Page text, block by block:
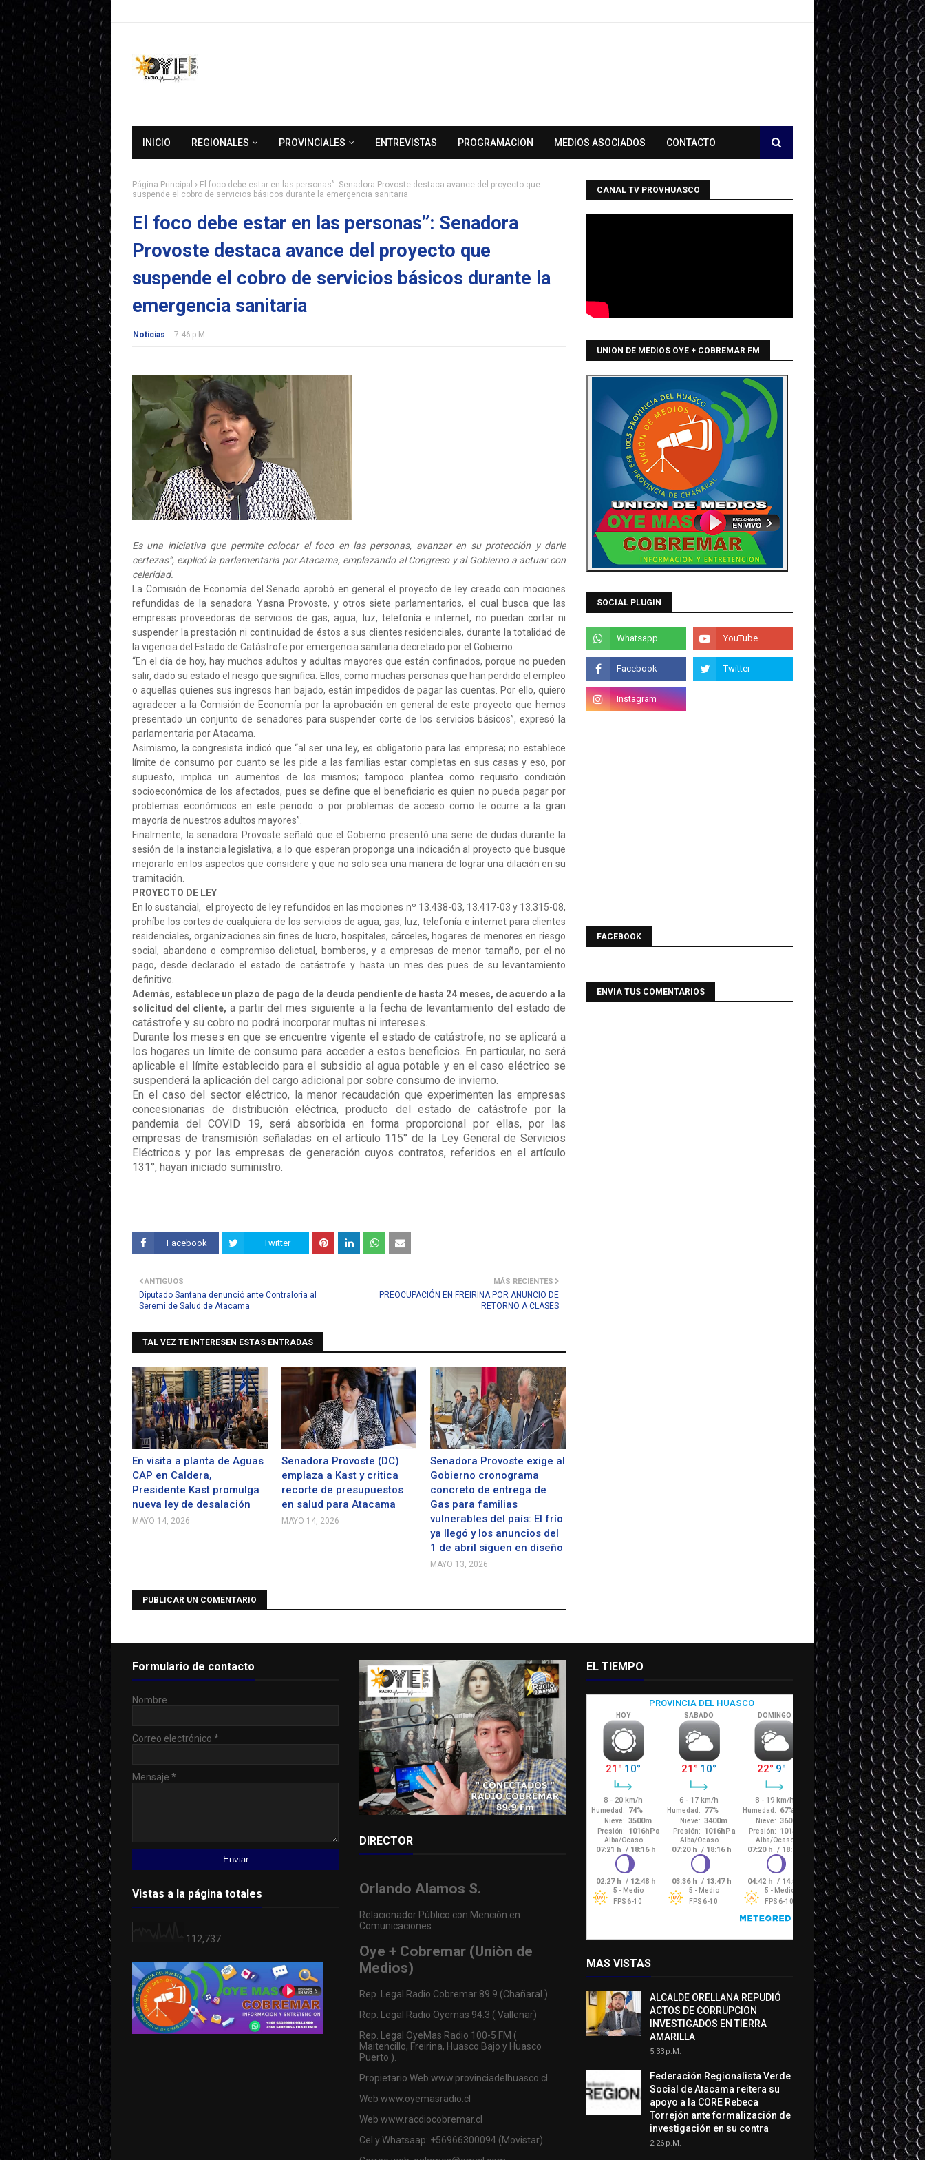
INICIO REGIONALES PROVINCIALES ENTREVISTAS PROGRAMACION MEDIOS ASOCIADOS CONTACTO
Página Principal
El foco debe estar en las personas”: Senadora Provoste destaca avance del proyecto que
suspende el cobro de servicios básicos durante la emergencia sanitaria
El foco debe estar en las personas”: Senadora
Provoste destaca avance del proyecto que
suspende el cobro de servicios básicos durante la
emergencia sanitaria
Noticias - 7:46 P.m.
Es una iniciativa que permite colocar el foco en las personas, avanzar en su protección y darle
certezas”, explicó la parlamentaria por Atacama, emplazando al Congreso y al Gobierno a actuar con
celeridad.
La Comisión de Economía del Senado aprobó en general el proyecto de ley creado con mociones
refundidas de la senadora Yasna Provoste, y otros siete parlamentarios, el cual busca que las
empresas proveedoras de servicios de gas, agua, luz, telefonía e internet, no puedan cortar ni
suspender la prestación ni continuidad de éstos a sus clientes residenciales, durante la totalidad de
la vigencia del Estado de Catástrofe por emergencia sanitaria decretado por el Gobierno.
“En el día de hoy, hay muchos adultos y adultas mayores que están confinados, porque no pueden
salir, dado su estado el riesgo que significa. Ellos, como muchas personas que han perdido el empleo
o aquellas quienes sus ingresos han bajado, están impedidos de pagar las cuentas. Por ello, quiero
agradecer a la Comisión de Economía por la aprobación en general de este proyecto que hemos
presentado un conjunto de senadores para suspender corte de los servicios básicos”, expresó la
parlamentaria por Atacama.
Asimismo, la congresista indicó que “al ser una ley, es obligatorio para las empresa; no establece
límite de consumo por cuanto se les pide a las familias estar completas en sus casas y eso, por
supuesto, implica un aumentos de los mismos; tampoco plantea como requisito condición
socioeconómica de los afectados, pues se define que el beneficiario es quien no pueda pagar por
problemas económicos en este periodo o por problemas de acceso como le ocurre a la gran
mayoría de nuestros adultos mayores”.
Finalmente, la senadora Provoste señaló que el Gobierno presentó una serie de dudas durante la
sesión de la instancia legislativa, a lo que esperan proponga una indicación al proyecto que busque
mejorarlo en los aspectos que considere y que no solo sea una manera de lograr una dilación en su
tramitación.
PROYECTO DE LEY
En lo sustancial, el proyecto de ley refundidos en las mociones nº 13.438-03, 13.417-03 y 13.315-08,
prohíbe los cortes de cualquiera de los servicios de agua, gas, luz, telefonía e internet para clientes
residenciales, organizaciones sin fines de lucro, hospitales, cárceles, hogares de menores en riesgo
social, abandono o compromiso delictual, bomberos, y a empresas de menor tamaño, por el no
pago, desde declarado el estado de catástrofe y hasta un mes des pues de su levantamiento
definitivo.
Además, establece un plazo de pago de la deuda pendiente de hasta 24 meses, de acuerdo a la
solicitud del cliente, a partir del mes siguiente a la fecha de levantamiento del estado de
catástrofe y su cobro no podrá incorporar multas ni intereses.
Durante los meses en que se encuentre vigente el estado de catástrofe, no se aplicará a
los hogares un límite de consumo para acceder a estos beneficios. En particular, no será
aplicable el límite establecido para el subsidio al agua potable y en el caso eléctrico se
suspenderá la aplicación del cargo adicional por sobre consumo de invierno.
En el caso del sector eléctrico, la menor recaudación que experimenten las empresas
concesionarias de distribución eléctrica, producto del estado de catástrofe por la
pandemia del COVID 19, será absorbida en forma proporcional por ellas, por las
empresas de transmisión señaladas en el artículo 115° de la Ley General de Servicios
Eléctricos y por las empresas de generación cuyos contratos, referidos en el artículo
131°, hayan iniciado suministro.
Facebook Twitter
MÁS RECIENTES
PREOCUPACIÓN EN FREIRINA POR ANUNCIO DE
RETORNO A CLASES
ANTIGUOS
Diputado Santana denunció ante Contraloría al
Seremi de Salud de Atacama
TAL VEZ TE INTERESEN ESTAS ENTRADAS
En visita a planta de Aguas
CAP en Caldera,
Presidente Kast promulga
nueva ley de desalación
MAYO 14, 2026
Senadora Provoste (DC)
emplaza a Kast y critica
recorte de presupuestos
en salud para Atacama
MAYO 14, 2026
Senadora Provoste exige al
Gobierno cronograma
concreto de entrega de
Gas para familias
vulnerables del país: El frío
ya llegó y los anuncios del
1 de abril siguen en diseño
MAYO 13, 2026
PUBLICAR UN COMENTARIO
CANAL TV PROVHUASCO
UNION DE MEDIOS OYE + COBREMAR FM
SOCIAL PLUGIN
FACEBOOK
ENVIA TUS COMENTARIOS
Formulario de contacto
Nombre
Correo electrónico *
Mensaje *
Vistas a la página totales
112,737
DIRECTOR
Orlando Alamos S.
Relacionador Público con Menciòn en
Comunicaciones
Oye + Cobremar (Uniòn de
Medios)
Rep. Legal Radio Cobremar 89.9 (Chañaral )
Rep. Legal Radio Oyemas 94.3 ( Vallenar)
Rep. Legal OyeMas Radio 100-5 FM (
Maitencillo, Freirina, Huasco Bajo y Huasco
Puerto ).
Propietario Web www.provinciadelhuasco.cl
Web www.oyemasradio.cl
Web www.racdiocobremar.cl
Cel y Whatsaap: +56966300094 (Movistar).
EL TIEMPO
MAS VISTAS
ALCALDE ORELLANA REPUDIÓ
ACTOS DE CORRUPCION
INVESTIGADOS EN TIERRA
AMARILLA
5:33 P.m.
Federación Regionalista Verde
Social de Atacama reitera su
apoyo a la CORE Rebeca
Torrejón ante formalización de
investigación en su contra
2:26 P.m.